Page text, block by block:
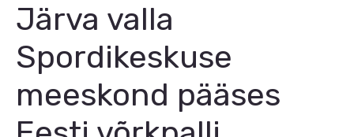
Järva valla
Spordikeskuse
meeskond pääses